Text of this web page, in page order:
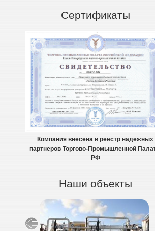
Сертификаты
Компания внесена в реестр надежных
партнеров Торгово-Промышленной
РФ
Наши объекты